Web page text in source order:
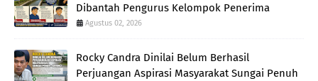
Dibantah Pengurus Kelompok Penerima
Agustus 02, 2026
Rocky Candra Dinilai Belum Berhasil
Perjuangan Aspirasi Masyarakat Sungai Penuh